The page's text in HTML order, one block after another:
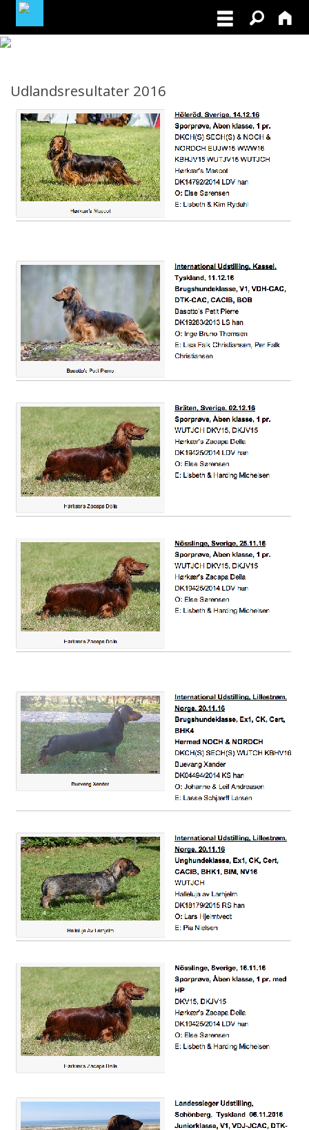
NORDISK MESTERSKAB I VILDTSPOR 2026
OPRET GRATIS ANNONCE PÅ
OPDRÆTTERVEJVISEREN
VIL DU BETÆNKE DGK MED EN ARV
TILSKUD TIL ØJENLYSNING OG
RYGFOTOGRAFERING 2026
Udlandsresultater 2016